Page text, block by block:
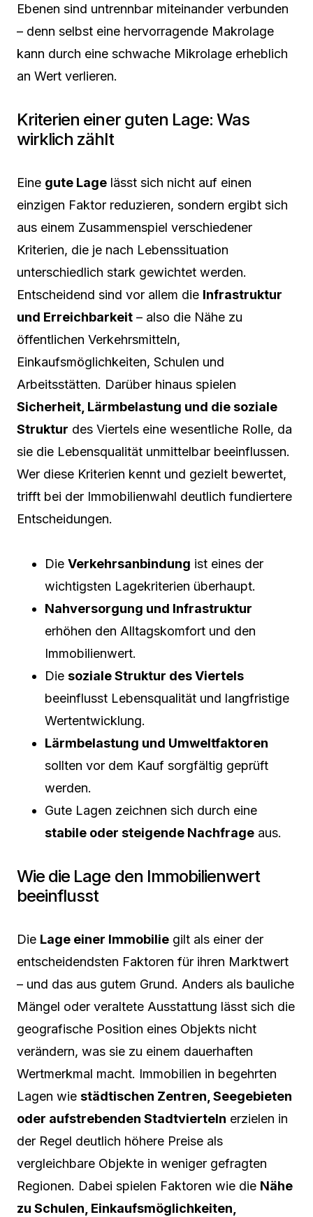
Ebenen sind untrennbar miteinander verbunden
– denn selbst eine hervorragende Makrolage
kann durch eine schwache Mikrolage erheblich
an Wert verlieren.
Kriterien einer guten Lage: Was
wirklich zählt
Eine gute Lage lässt sich nicht auf einen
einzigen Faktor reduzieren, sondern ergibt sich
aus einem Zusammenspiel verschiedener
Kriterien, die je nach Lebenssituation
unterschiedlich stark gewichtet werden.
Entscheidend sind vor allem die Infrastruktur
und Erreichbarkeit – also die Nähe zu
öffentlichen Verkehrsmitteln,
Einkaufsmöglichkeiten, Schulen und
Arbeitsstätten. Darüber hinaus spielen
Sicherheit, Lärmbelastung und die soziale
Struktur des Viertels eine wesentliche Rolle, da
sie die Lebensqualität unmittelbar beeinflussen.
Wer diese Kriterien kennt und gezielt bewertet,
trifft bei der Immobilienwahl deutlich fundiertere
Entscheidungen.
Die Verkehrsanbindung ist eines der
wichtigsten Lagekriterien überhaupt.
Nahversorgung und Infrastruktur
erhöhen den Alltags­komfort und den
Immobilienwert.
Die soziale Struktur des Viertels
beeinflusst Lebensqualität und langfristige
Wertentwicklung.
Lärmbelastung und Umweltfaktoren
sollten vor dem Kauf sorgfältig geprüft
werden.
Gute Lagen zeichnen sich durch eine
stabile oder steigende Nachfrage aus.
Wie die Lage den Immobilienwert
beeinflusst
Die Lage einer Immobilie gilt als einer der
entscheidendsten Faktoren für ihren Marktwert
– und das aus gutem Grund. Anders als bauliche
Mängel oder veraltete Ausstattung lässt sich die
geografische Position eines Objekts nicht
verändern, was sie zu einem dauerhaften
Wertmerkmal macht. Immobilien in begehrten
Lagen wie städtischen Zentren, Seegebieten
oder aufstrebenden Stadtvierteln erzielen in
der Regel deutlich höhere Preise als
vergleichbare Objekte in weniger gefragten
Regionen. Dabei spielen Faktoren wie die Nähe
zu Schulen, Einkaufsmöglichkeiten,